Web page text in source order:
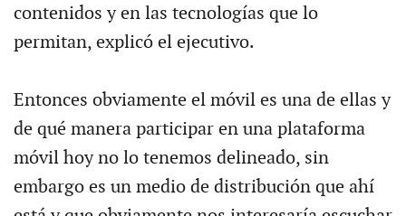
contenidos y en las tecnologías que lo
permitan, explicó el ejecutivo.
Entonces obviamente el móvil es una de ellas y
de qué manera participar en una plataforma
móvil hoy no lo tenemos delineado, sin
embargo es un medio de distribución que ahí